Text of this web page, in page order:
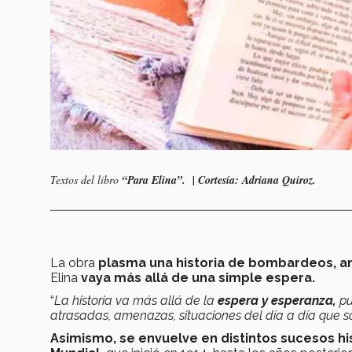
Textos del libro “Para Elina”. | Cortesía: Adriana Quiroz.
La obra plasma una historia de bombardeos,
Elina vaya más allá de una simple espera.
“La historia va más allá de la espera y esperanza,
atrasadas, amenazas, situaciones del día a día que
Asimismo, se envuelve en distintos sucesos